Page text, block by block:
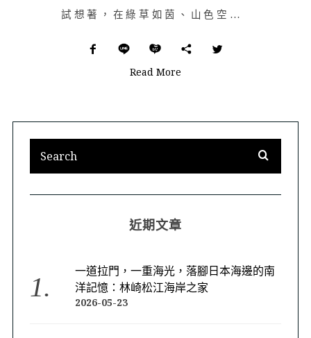
試想著，在綠草如茵、山色空濛的義大利阿爾卑斯山南麓，與藍天、星空共度這坐擁絕景的山居之夜，宛如遺世獨…
Read More
近期文章
一道拉門，一重海光，落腳日本海邊的南
洋記憶：林崎松江海岸之家
2026-05-23